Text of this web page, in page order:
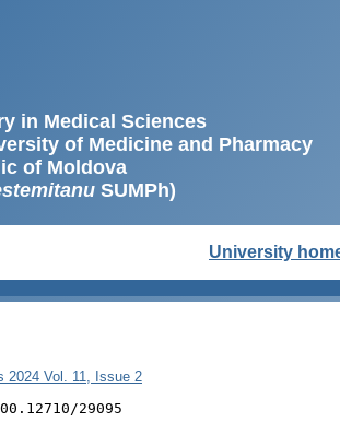
in Medical Sciences
of Medicine and Pharmacy
of Moldova
SUMPh)
University
2024 Vol. 11, Issue 2
29095